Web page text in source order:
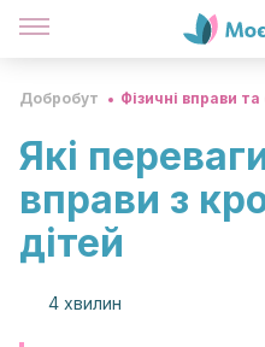
Добробут Фізичні вправи
Які
вправи з
дітей
4 хвилин